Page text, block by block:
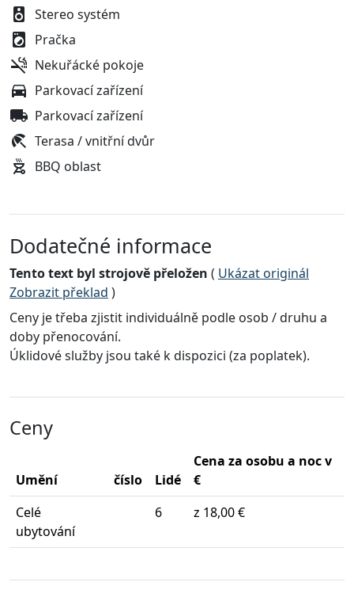
Stereo systém
Pračka
Nekuřácké pokoje
Parkovací zařízení
Parkovací zařízení
Terasa / vnitřní dvůr
BBQ oblast
Dodatečné informace
Tento text byl strojově přeložen ( Ukázat originál
Zobrazit překlad )
Ceny je třeba zjistit individuálně podle osob / druhu a
doby přenocování.
Úklidové služby jsou také k dispozici (za poplatek).
Ceny
Umění číslo Lidé
Cena za osobu a noc v
€
Celé
ubytování
6 z 18,00 €